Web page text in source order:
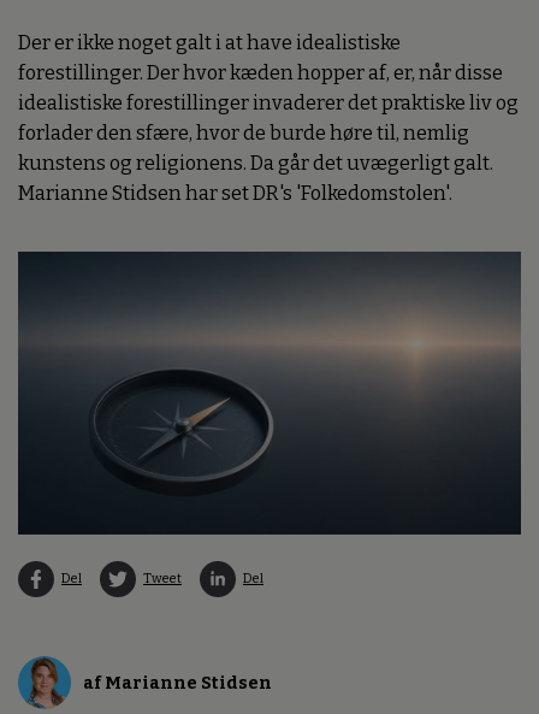
Der er ikke noget galt i at have idealistiske
forestillinger. Der hvor kæden hopper af, er, når disse
idealistiske forestillinger invaderer det praktiske liv og
forlader den sfære, hvor de burde høre til, nemlig
kunstens og religionens. Da går det uvægerligt galt.
Marianne Stidsen har set DR's 'Folkedomstolen'.
Del Tweet Del
af Marianne Stidsen